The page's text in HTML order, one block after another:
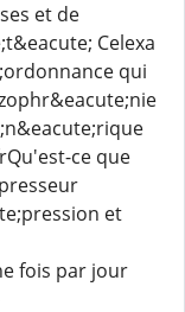
et de
Celexa
qui
ce que
et
fois par jour